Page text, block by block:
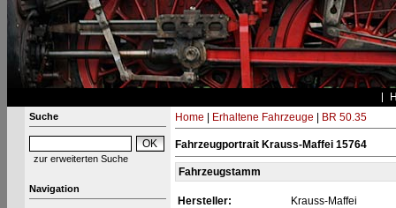
Suche
zur erweiterten Suche
Navigation
Home Erhaltene Fahrzeuge BR 50.35
Fahrzeugportrait Krauss-Maffei 15764
Fahrzeugstamm
Hersteller:
Krauss-Maffei